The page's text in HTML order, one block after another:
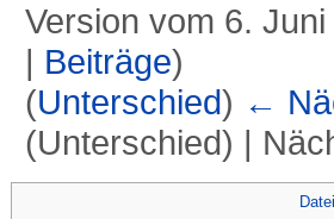
Version vom 6.
| Beiträge)
(Unterschied) ←
(Unterschied) |